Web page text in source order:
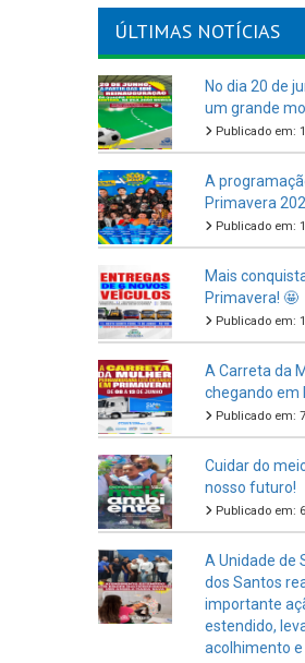
ÚLTIMAS NOTÍCIAS
No dia 20 de
um grande
Publicado em:
A
Primavera
Publicado em:
Mais
Primavera! 🤩
Publicado em:
A Carreta da
chegando em
Publicado em:
Cuidar do
nosso futuro!
Publicado em:
A Unidade de
dos Santos
importante
estendido,
acolhimento e